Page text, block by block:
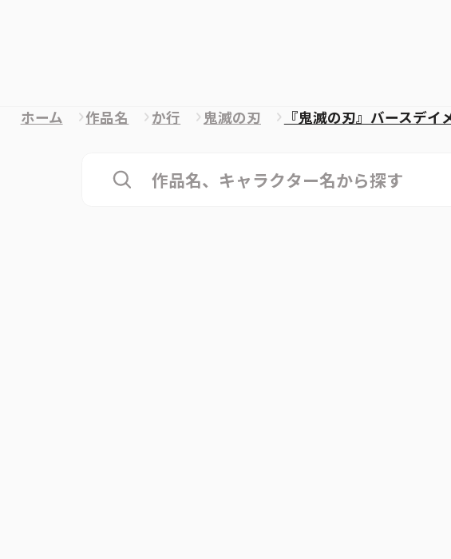
ホーム 作品名 か行 鬼滅の刃 『鬼滅の刃』バースデ